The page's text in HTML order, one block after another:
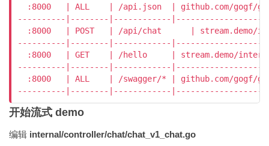
:8000   | ALL    | /api.json  | github.com/gogf/
----------|--------|------------
:8000   | POST   | /api/chat      | stream.demo/
----------|--------|------------
:8000   | GET    | /hello     | stream.demo/
----------|--------|------------
:8000   | ALL    | /swagger/* | github.com/gogf/
----------|--------|------------
开始流式 demo
编辑 internal/controller/chat/chat_v1_chat.go